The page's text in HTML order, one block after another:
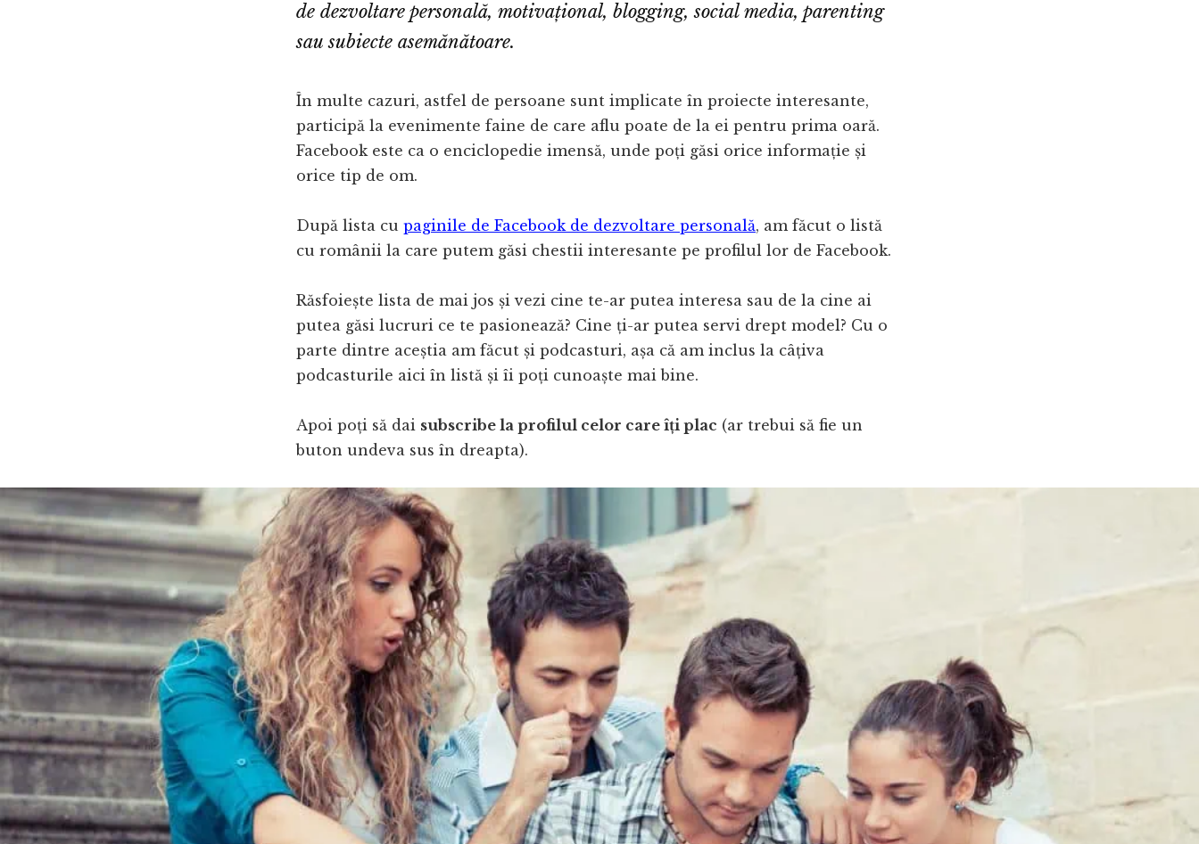
de dezvoltare personală, motivațional, blogging, social media, parenting
sau subiecte asemănătoare.
În multe cazuri, astfel de persoane sunt implicate în proiecte interesante,
participă la evenimente faine de care aflu poate de la ei pentru prima oară.
Facebook este ca o enciclopedie imensă, unde poți găsi orice informație și
orice tip de om.
După lista cu paginile de Facebook de dezvoltare personală, am făcut o listă
cu românii la care putem găsi chestii interesante pe profilul lor de Facebook.
Răsfoiește lista de mai jos și vezi cine te-ar putea interesa sau de la cine ai
putea găsi lucruri ce te pasionează? Cine ți-ar putea servi drept model? Cu o
parte dintre aceștia am făcut și podcasturi, așa că am inclus la câțiva
podcasturile aici în listă și îi poți cunoaște mai bine.
Apoi poți să dai subscribe la profilul celor care îți plac (ar trebui să fie un
buton undeva sus în dreapta).